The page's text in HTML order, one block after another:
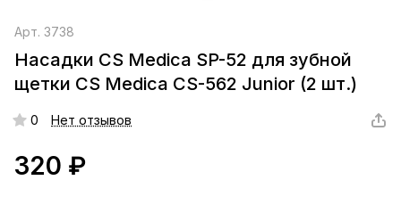
Арт. 3738
Насадки CS Medica SP-52 для зубной
щетки CS Medica CS-562 Junior (2 шт.)
0 Нет отзывов
320 ₽